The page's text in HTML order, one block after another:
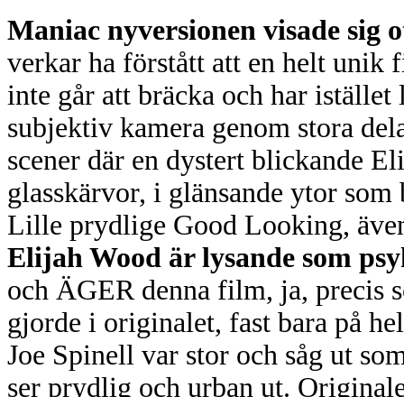
Maniac nyversionen visade sig
verkar ha förstått att en helt unik
inte går att bräcka och har
subjektiv kamera genom stora
scener där en dystert blickande
glasskärvor, i glänsande ytor
Lille prydlige Good Looking,
Elijah Wood är lysande som
och ÄGER denna film, ja, precis
gjorde i originalet, fast bara på
Joe Spinell var stor och såg ut
ser prydlig och urban ut.